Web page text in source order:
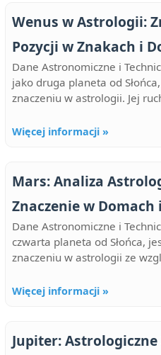
Wenus w Astrologii:
Pozycji w Znakach i
Dane Astronomiczne i
jako druga planeta od
znaczeniu w astrologii. Jej
Więcej informacji »
Mars: Analiza
Znaczenie w Domach
Dane Astronomiczne i
czwarta planeta od Słońca,
znaczeniu w astrologii ze
Więcej informacji »
Jupiter: Astrologiczne